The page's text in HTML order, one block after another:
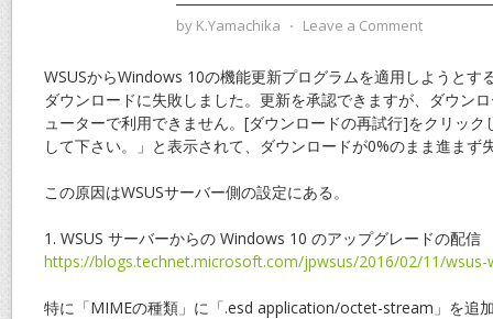
by K.Yamachika ⋅ Leave a Comment
WSUSからWindows 10の機能更新プログラムを適用しようとす
ダウンロードに失敗しました。更新を承認できますが、ダウン
ューターで利用できません。[ダウンロードの再試行]をクリッ
して下さい。」と表示されて、ダウンロードが0%のまま進まず
この原因はWSUSサーバー側の設定にある。
1. WSUS サーバーからの Windows 10 のアップグレードの配信
https://blogs.technet.microsoft.com/jpwsus/2016/02/11/wsus-
特に「MIMEの種類」に「.esd application/octet-stream」を追